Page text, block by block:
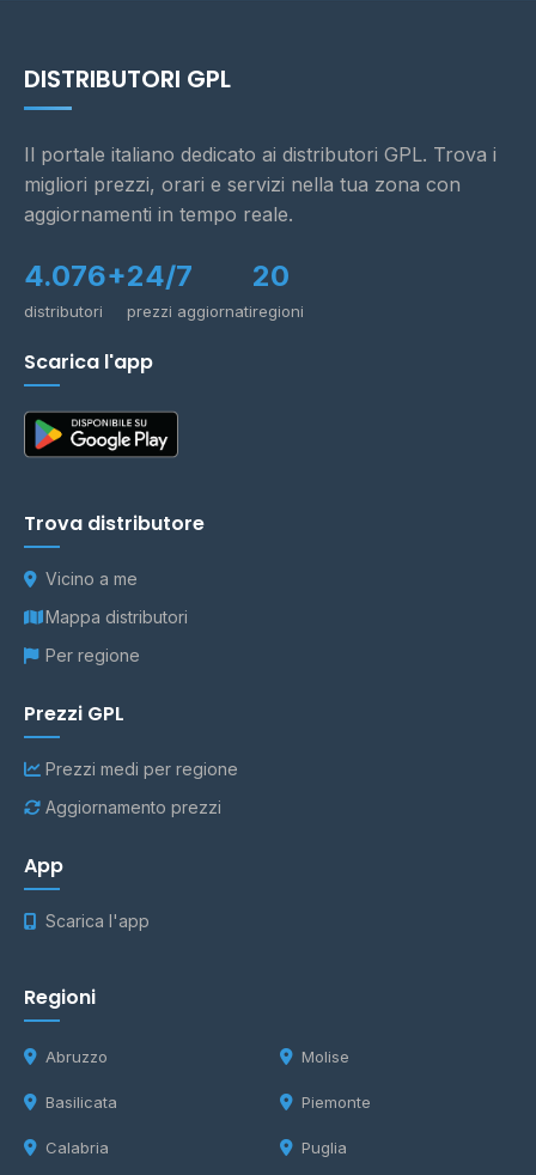
DISTRIBUTORI GPL
Il portale italiano dedicato ai distributori GPL. Trova i
migliori prezzi, orari e servizi nella tua zona con
aggiornamenti in tempo reale.
4.076+
distributori
24/7
prezzi aggiornati
20
regioni
Scarica l'app
Trova distributore
Vicino a me
Mappa distributori
Per regione
Prezzi GPL
Prezzi medi per regione
Aggiornamento prezzi
App
Scarica l'app
Regioni
Abruzzo
Basilicata
Calabria
Molise
Piemonte
Puglia